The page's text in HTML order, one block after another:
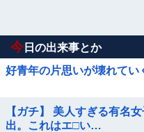
今 日の出来事とか
好青年の片思いが壊れてい
【ガチ】 美人すぎる有名
出。これはエ□い…